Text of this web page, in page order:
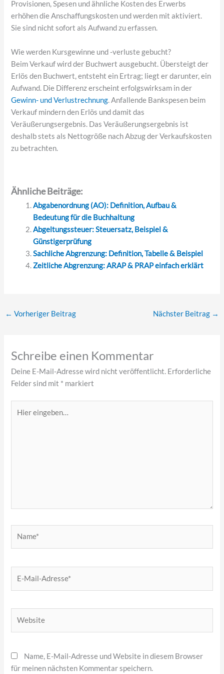
Provisionen, Spesen und ähnliche Kosten des Erwerbs
erhöhen die Anschaffungskosten und werden mit aktiviert.
Sie sind nicht sofort als Aufwand zu erfassen.
Wie werden Kursgewinne und -verluste gebucht?
Beim Verkauf wird der Buchwert ausgebucht. Übersteigt der
Erlös den Buchwert, entsteht ein Ertrag; liegt er darunter, ein
Aufwand. Die Differenz erscheint erfolgswirksam in der
Gewinn- und Verlustrechnung. Anfallende Bankspesen beim
Verkauf mindern den Erlös und damit das
Veräußerungsergebnis. Das Veräußerungsergebnis ist
deshalb stets als Nettogröße nach Abzug der Verkaufskosten
zu betrachten.
Ähnliche Beiträge:
Abgabenordnung (AO): Definition, Aufbau &
Bedeutung für die Buchhaltung
Abgeltungssteuer: Steuersatz, Beispiel &
Günstigerprüfung
Sachliche Abgrenzung: Definition, Tabelle & Beispiel
Zeitliche Abgrenzung: ARAP & PRAP einfach erklärt
← Vorheriger Beitrag Nächster Beitrag →
Schreibe einen Kommentar
Deine E-Mail-Adresse wird nicht veröffentlicht. Erforderliche
Felder sind mit * markiert
eingeben…
Mail-
Name, E-Mail-Adresse und Website in diesem Browser
für meinen nächsten Kommentar speichern.